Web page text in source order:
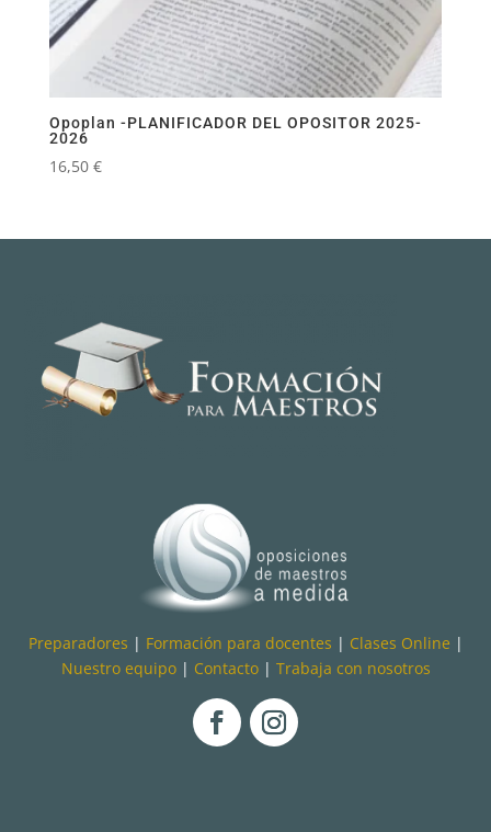
Opoplan -PLANIFICADOR DEL OPOSITOR 2025-
2026
16,50 €
Preparadores | Formación para docentes | Clases Online |
Nuestro equipo| Contacto| Trabaja con nosotros